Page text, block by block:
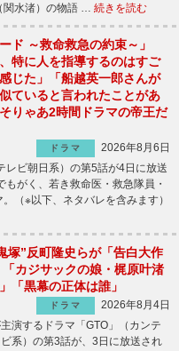
関水渚）の物語 … 続きを読む
ド ～救命救急の約束～」
、特に人を指導するのはすご
じた」「船越英一郎さんが
似ていると言われたことがあ
りゃあ2時間ドラマの帝王だ
ドラマ
2026年8月6日
ビ朝日系）の第5話が4日に放送
がく、若き救命医・救急隊員・
（※以下、ネタバレを含みます）
塚”反町隆史らが「告白大作
カジサックの娘・梶原叶渚
「黒幕の正体は誰」
ドラマ
2026年8月4日
演するドラマ「GTO」（カンテ
系）の第3話が、3日に放送され